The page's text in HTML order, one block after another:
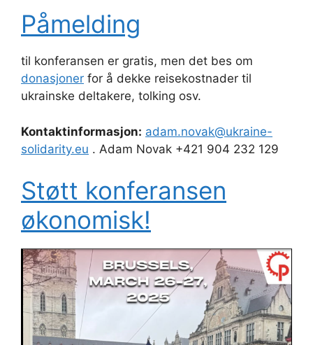
Påmelding
til konferansen er gratis, men det bes om
donasjoner for å dekke reisekostnader til
ukrainske deltakere, tolking osv.
Kontaktinformasjon: adam.novak@ukraine-
solidarity.eu . Adam Novak +421 904 232 129
Støtt konferansen
økonomisk!